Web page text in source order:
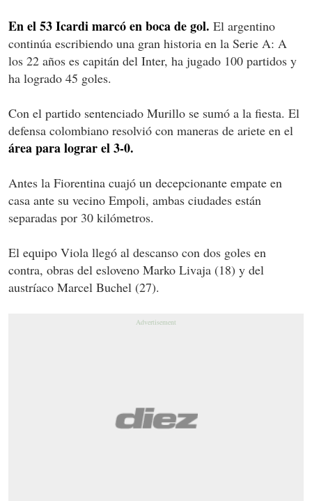
En el 53 Icardi marcó en boca de gol. El argentino
continúa escribiendo una gran historia en la Serie A: A
los 22 años es capitán del Inter, ha jugado 100 partidos y
ha logrado 45 goles.
Con el partido sentenciado Murillo se sumó a la fiesta. El
defensa colombiano resolvió con maneras de ariete en el
área para lograr el 3-0.
Antes la Fiorentina cuajó un decepcionante empate en
casa ante su vecino Empoli, ambas ciudades están
separadas por 30 kilómetros.
El equipo Viola llegó al descanso con dos goles en
contra, obras del esloveno Marko Livaja (18) y del
austríaco Marcel Buchel (27).